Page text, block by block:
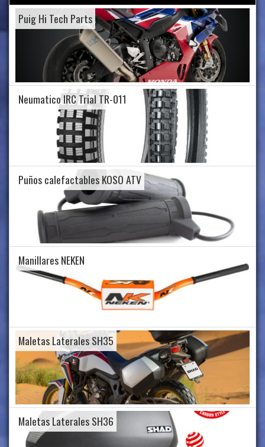
Puig Hi Tech Parts
Neumatico IRC Trial TR-011
Puños calefactables KOSO ATV
Manillares NEKEN
Maletas Laterales SH35
Maletas Laterales SH36